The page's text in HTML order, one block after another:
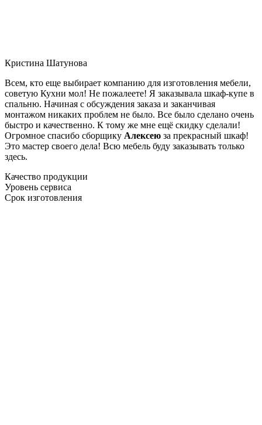
Кристина Шатунова
Всем, кто еще выбирает компанию для изготовления мебели,
советую Кухни мол! Не пожалеете! Я заказывала шкаф-купе в
спальню. Начиная с обсуждения заказа и заканчивая
монтажом никаких проблем не было. Все было сделано очень
быстро и качественно. К тому же мне ещё скидку сделали!
Огромное спасибо сборщику Алексею за прекрасный шкаф!
Это мастер своего дела! Всю мебель буду заказывать только
здесь.
Качество продукции
Уровень сервиса
Срок изготовления